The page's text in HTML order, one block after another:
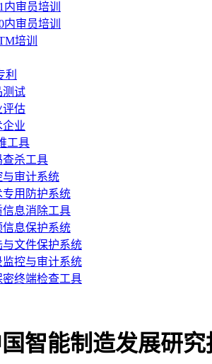
内审员培训
内审员培训
培训
利
测试
评估
企业
工具
查杀工具
与审计系统
专用防护系统
信息消除工具
信息保护系统
与文件保护系统
监控与审计系统
密终端检查工具
智能制造发展研